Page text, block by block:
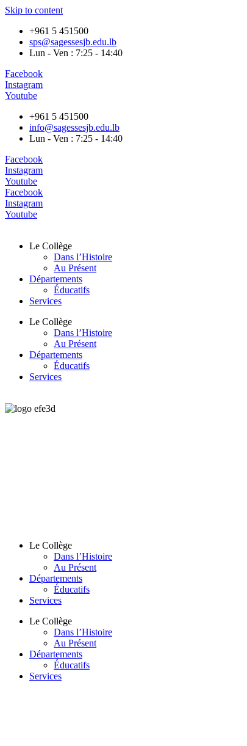
Skip to content
+961 5 451500
sps@sagessesjb.edu.lb
Lun - Ven : 7:25 - 14:40
Facebook
Instagram
Youtube
+961 5 451500
info@sagessesjb.edu.lb
Lun - Ven : 7:25 - 14:40
Facebook
Instagram
Youtube
Facebook
Instagram
Youtube
Le Collège
Dans l’Histoire
Au Présent
Départements
Éducatifs
Services
Le Collège
Dans l’Histoire
Au Présent
Départements
Éducatifs
Services
Le Collège
Dans l’Histoire
Au Présent
Départements
Éducatifs
Services
Le Collège
Dans l’Histoire
Au Présent
Départements
Éducatifs
Services